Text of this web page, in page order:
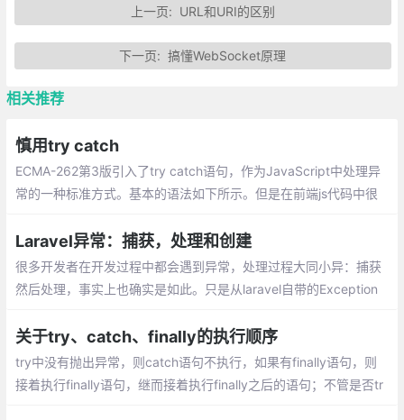
上一页: URL和URI的区别
下一页:搞懂WebSocket原理
相关推荐
慎用try catch
ECMA-262第3版引入了try catch语句，作为JavaScript中处理异
常的一种标准方式。基本的语法如下所示。但是在前端js代码中很
偿失的保险
Laravel异常：捕获，处理和创建
很多开发者在开发过程中都会遇到异常，处理过程大同小异：捕获
然后处理，事实上也确实是如此。只是从laravel自带的Exception
关于try、catch、finally的执行顺序
try中没有抛出异常，则catch语句不执行，如果有finally语句，则
接着执行finally语句，继而接着执行finally之后的语句；不管是否tr